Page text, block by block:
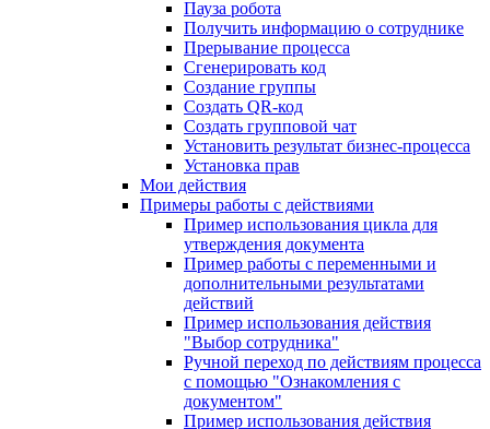
Пауза робота
Получить информацию о сотруднике
Прерывание процесса
Сгенерировать код
Создание группы
Создать QR-код
Создать групповой чат
Установить результат бизнес-процесса
Установка прав
Мои действия
Примеры работы с действиями
Пример использования цикла для
утверждения документа
Пример работы с переменными и
дополнительными результатами
действий
Пример использования действия
"Выбор сотрудника"
Ручной переход по действиям процесса
с помощью "Ознакомления с
документом"
Пример использования действия